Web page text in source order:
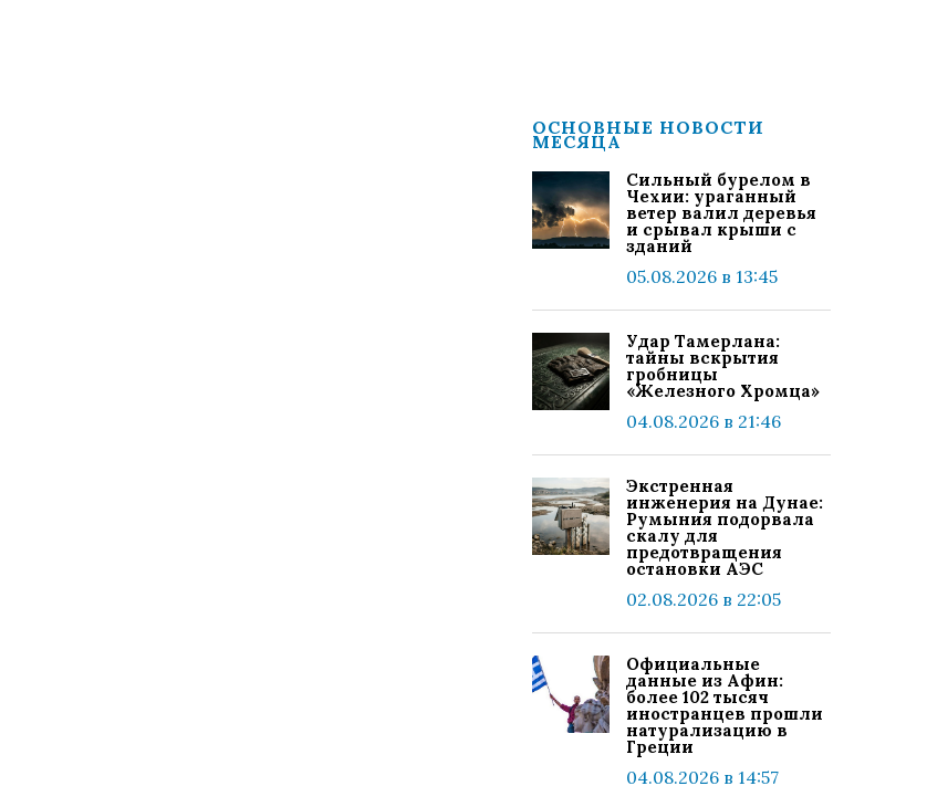
ОСНОВНЫЕ НОВОСТИ
МЕСЯЦА
Сильный бурелом в
Чехии: ураганный
ветер валил деревья
и срывал крыши с
зданий
05.08.2026 в 13:45
Удар Тамерлана:
тайны вскрытия
гробницы
«Железного Хромца»
04.08.2026 в 21:46
Экстренная
инженерия на Дунае:
Румыния подорвала
скалу для
предотвращения
остановки АЭС
02.08.2026 в 22:05
Официальные
данные из Афин:
более 102 тысяч
иностранцев прошли
натурализацию в
Греции
04.08.2026 в 14:57